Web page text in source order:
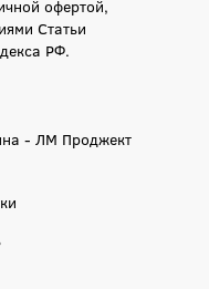
офертой,
Статьи
РФ.
- ЛМ Проджект